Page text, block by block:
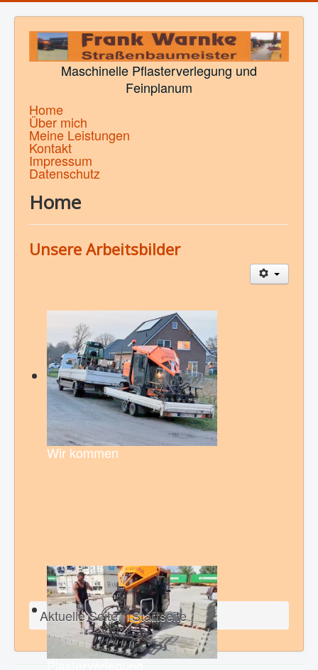
Maschinelle Pflasterverlegung und
Feinplanum
Home
Über mich
Meine Leistungen
Kontakt
Impressum
Datenschutz
Home
Unsere Arbeitsbilder
Wir kommen
Aktuelle Seite:Startseite